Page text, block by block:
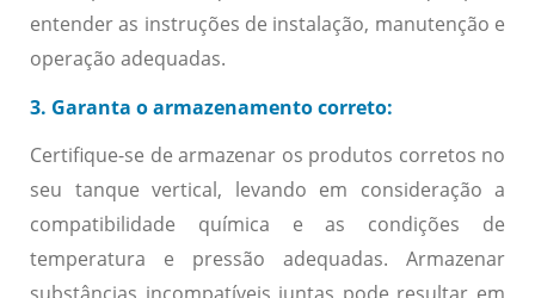
entender as instruções de instalação, manutenção e
operação adequadas.
3. Garanta o armazenamento correto:
Certifique-se de armazenar os produtos corretos no
seu tanque vertical, levando em consideração a
compatibilidade química e as condições de
temperatura e pressão adequadas. Armazenar